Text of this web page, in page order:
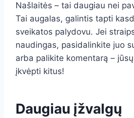
Našlaitės – tai daugiau nei
Tai augalas, galintis tapti
sveikatos palydovu. Jei
naudingas, pasidalinkite juo
arba palikite komentarą –
įkvėpti kitus!
Daugiau įžvalgų